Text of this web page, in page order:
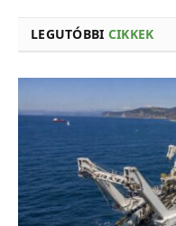
LEGUTÓBBI CIKKEK